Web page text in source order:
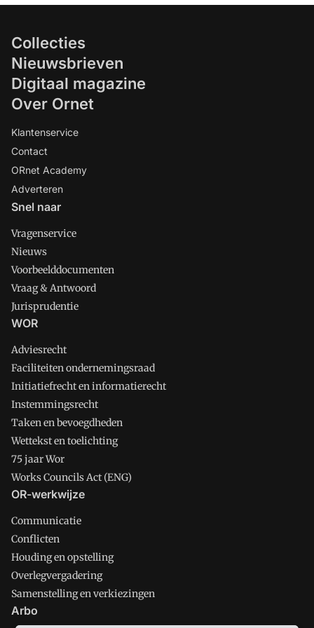
Collecties
Nieuwsbrieven
Digitaal magazine
Over Ornet
Klantenservice
Contact
ORnet Academy
Adverteren
Snel naar
Vragenservice
Nieuws
Voorbeelddocumenten
Vraag & Antwoord
Jurisprudentie
WOR
Adviesrecht
Faciliteiten ondernemingsraad
Initiatiefrecht en informatierecht
Instemmingsrecht
Taken en bevoegdheden
Wettekst en toelichting
75 jaar Wor
Works Councils Act (ENG)
OR-werkwijze
Communicatie
Conflicten
Houding en opstelling
Overlegvergadering
Samenstelling en verkiezingen
Arbo